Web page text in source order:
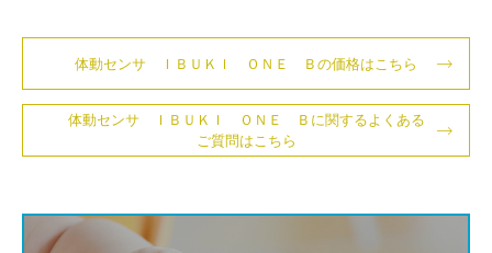
体動センサ ＩＢＵＫＩ ＯＮＥ Ｂの価格はこちら
体動センサ ＩＢＵＫＩ ＯＮＥ Ｂに関するよくある
ご質問はこちら